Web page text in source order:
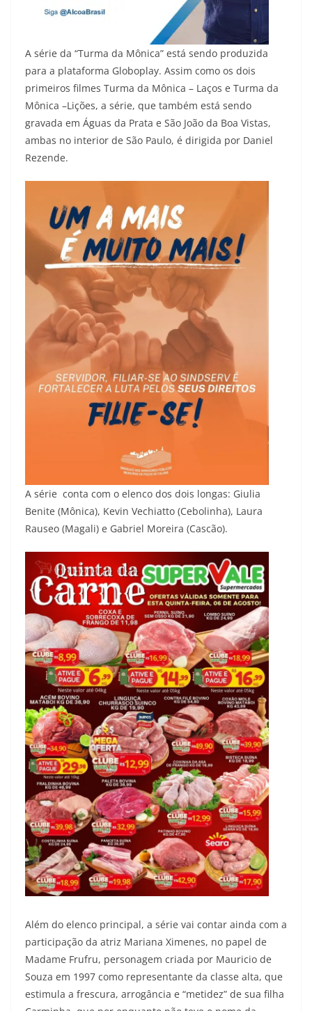
A série da “Turma da Mônica” está sendo produzida
para a plataforma Globoplay. Assim como os dois
primeiros filmes Turma da Mônica – Laços e Turma da
Mônica –Lições, a série, que também está sendo
gravada em Águas da Prata e São João da Boa Vistas,
ambas no interior de São Paulo, é dirigida por Daniel
Rezende.
A série conta com o elenco dos dois longas: Giulia
Benite (Mônica), Kevin Vechiatto (Cebolinha), Laura
Rauseo (Magali) e Gabriel Moreira (Cascão).
Além do elenco principal, a série vai contar ainda com a
participação da atriz Mariana Ximenes, no papel de
Madame Frufru, personagem criada por Mauricio de
Souza em 1997 como representante da classe alta, que
estimula a frescura, arrogância e “metidez” de sua filha